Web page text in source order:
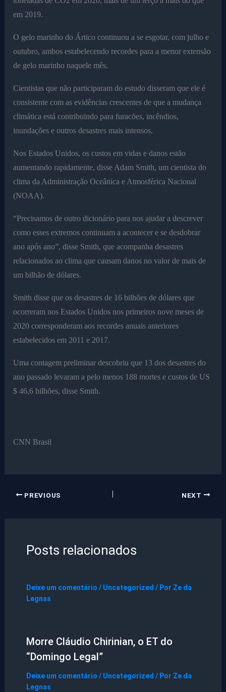
em 2019.
O gelo marinho do Ártico continuou a se esgotar, com julho e
outubro, ambos estabelecendo recordes para a menor extensão
de gelo marinho naquele mês.
Cientistas que não participaram do estudo disseram que ele é
consistente com as evidências crescentes de que a mudança
climática está contribuindo para furacões, incêndios,
inundações e outros desastres mais intensos.
Nos Estados Unidos, os custos em vidas e danos estão
aumentando rapidamente, disse Adam Smith, um cientista do
clima da Administração Oceânica e Atmosférica Nacional
(NOAA).
“Precisamos de outro dicionário para nos ajudar a descrever
como esses extremos continuam a acontecer e se desdobrar
ano após ano”, disse Smith, que acompanha desastres
relacionados ao clima que causam danos no valor de mais de
um bilhão de dólares.
Smith disse que os desastres de 16 bilhões de dólares que
ocorreram nos Estados Unidos nos primeiros nove meses de
2020 corresponderam aos recordes anuais anteriores
estabelecidos em 2011 e 2017.
Uma contagem preliminar descobriu que 13 dos desastres do
ano passado levaram a pelo menos 188 mortes e custos de US
$ 46,6 bilhões, disse Smith.
CNN Brasil
PREVIOUS NEXT
Posts relacionados
Deixe um comentário / Uncategorized / Por Ze da
Legnas
Morre Cláudio Chirinian, o ET do
“Domingo Legal”
Deixe um comentário / Uncategorized / Por Ze da
Legnas